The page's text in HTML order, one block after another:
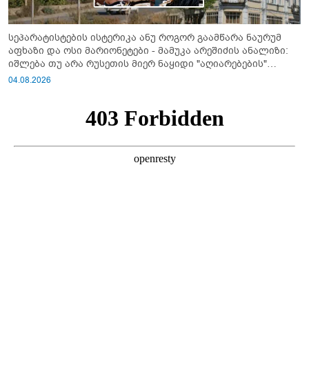
სეპარატისტების ისტერიკა ანუ როგორ გაამწარა ნაურუმ
აფხაზი და ოსი მარიონეტები - მამუკა არეშიძის ანალიზი:
იშლება თუ არა რუსეთის მიერ ნაყიდი "აღიარებების"
სისტემა?!
04.08.2026